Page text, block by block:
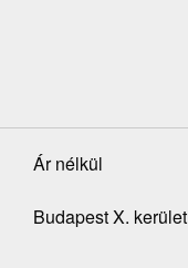
Ár nélkül
Budapest X. kerület